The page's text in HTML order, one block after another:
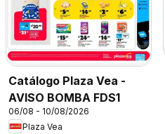
Catálogo Plaza Vea -
AVISO BOMBA FDS1
06/08 - 10/08/2026
Plaza Vea